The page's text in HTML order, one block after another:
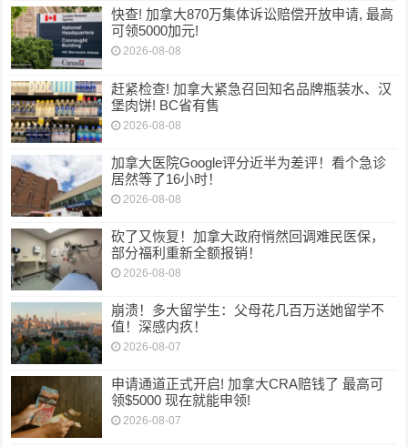
快查! 加拿大870万集体诉讼赔偿开放申请, 最高
可领5000加元!
2026-08-08
赶紧检查! 加拿大紧急召回知名品牌瓶装水、汉
堡肉饼! BC省有售
2026-08-08
加拿大医院Google评分近半为差评！看个急诊
居然等了16小时！
2026-08-08
砍了又恢复！加拿大政府悄然回调难民医保，
部分福利重新全额报销！
2026-08-08
崩溃！多大留学生：父母花几百万送她留学不
值！深感内疚！
2026-08-07
申请通道正式开启! 加拿大CRA赔钱了 最高可
领$5000 现在就能申领!
2026-08-07